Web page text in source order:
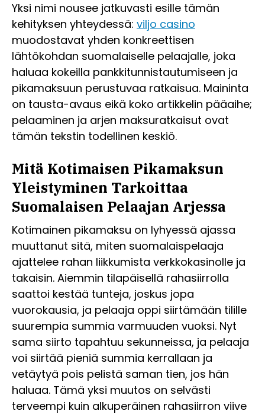
Yksi nimi nousee jatkuvasti esille tämän
kehityksen yhteydessä: viljo casino
muodostavat yhden konkreettisen
lähtökohdan suomalaiselle pelaajalle, joka
haluaa kokeilla pankkitunnistautumiseen ja
pikamaksuun perustuvaa ratkaisua. Maininta
on tausta-avaus eikä koko artikkelin pääaihe;
pelaaminen ja arjen maksuratkaisut ovat
tämän tekstin todellinen keskiö.
Mitä Kotimaisen Pikamaksun
Yleistyminen Tarkoittaa
Suomalaisen Pelaajan Arjessa
Kotimainen pikamaksu on lyhyessä ajassa
muuttanut sitä, miten suomalaispelaaja
ajattelee rahan liikkumista verkkokasinolle ja
takaisin. Aiemmin tilapäisellä rahasiirrolla
saattoi kestää tunteja, joskus jopa
vuorokausia, ja pelaaja oppi siirtämään tilille
suurempia summia varmuuden vuoksi. Nyt
sama siirto tapahtuu sekunneissa, ja pelaaja
voi siirtää pieniä summia kerrallaan ja
vetäytyä pois pelistä saman tien, jos hän
haluaa. Tämä yksi muutos on selvästi
terveempi kuin alkuperäinen rahasiirron viive